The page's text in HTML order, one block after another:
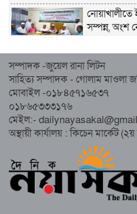
নোয়াখালীতে
সম্পন্ন, অংশ
নোয়াখালীতে
জুলাই’ মিছিল
চেয়ারম্যান
গাউসিয়া
স্মরণ সভায়
সম্পাদক -জুয়েল রানা লিটন
সাহিত্য সম্পাদক - গোলাম মাওলা
মোবাইল -০১৮৪৫৭১৬৫৩৭
০১৮৬৫৩৩৩১৭৬
মেইল:-
অস্থায়ী কার্যালয় : কিচেন মার্কেট